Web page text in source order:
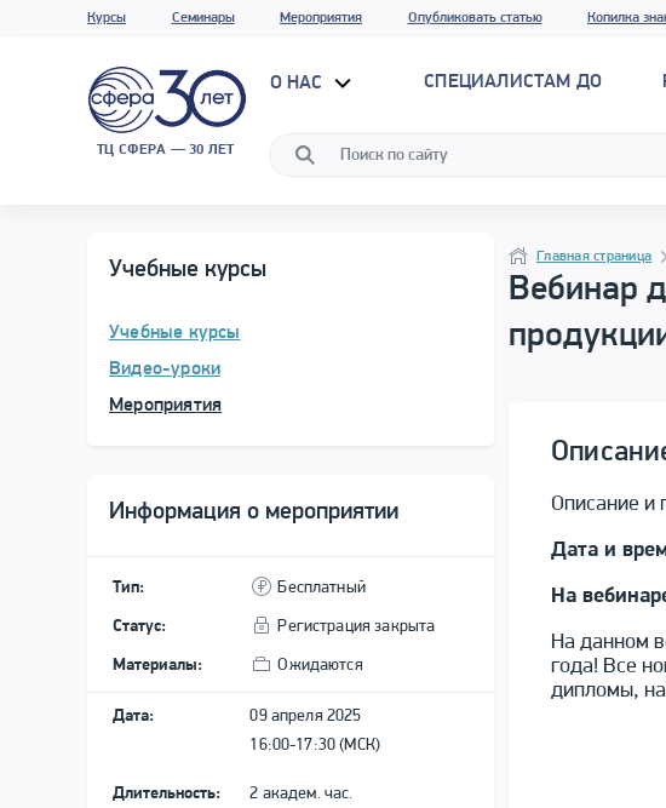
Курсы Семинары Мероприятия Опубликовать статью Копилка
ТЦ СФЕРА — 30 ЛЕТ
О НАС СПЕЦИАЛИСТАМ ДО
Учебные курсы
Учебные курсы
Видео-уроки
Мероприятия
Информация о мероприятии
Тип: Бесплатный
Статус: Регистрация закрыта
Материалы: Ожидаются
Дата:
09 апреля 2025
16:00-17:30 (МСК)
Длительность: 2 академ. час.
НавигацияГлавная страница
Вебинар
Описание и
Дата и
На
На данном
года! Все
дипломы,